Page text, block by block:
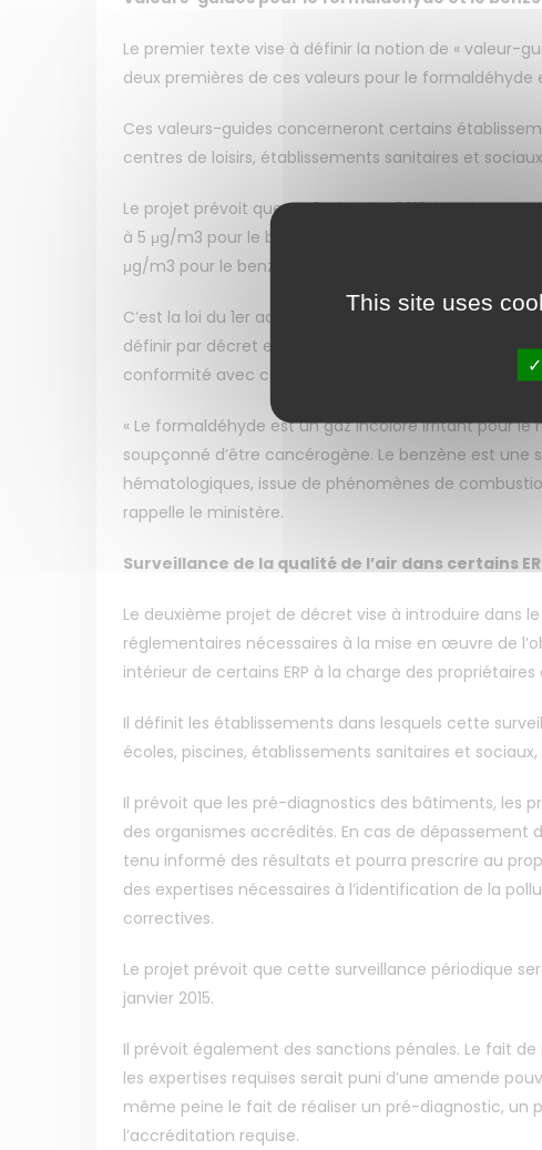
Le premier texte vise à définir la notion de « valeur-
deux premières de ces valeurs pour le formaldéhyde
Ces valeurs-guides concerneront certains
centres de loisirs, établissements sanitaires et
Le projet prévoit que, au 1er janvier 2015, la valeur-
à 5 μg/m3 pour le benzène. Au 1er janvier 2022, elle
μg/m3 pour le benzène. Ces valeurs sont fixées pour
C’est la loi du 1er août 2008 relative à la
définir par décret en Conseil d’État des « valeurs-
conformité avec celles définies par l’UE et, le cas
« Le formaldéhyde est un gaz incolore irritant pour le
soupçonné d’être cancérogène. Le benzène est
hématologiques, issue de phénomènes de
rappelle le ministère.
Surveillance de la qualité de l’air dans certains
Le deuxième projet de décret vise à introduire dans
réglementaires nécessaires à la mise en œuvre de
intérieur de certains ERP à la charge des
Il définit les établissements dans lesquels cette
écoles, piscines, établissements sanitaires et
Il prévoit que les pré-diagnostics des bâtiments, les
des organismes accrédités. En cas de
tenu informé des résultats et pourra prescrire au
des expertises nécessaires à l’identification de la
correctives.
Le projet prévoit que cette surveillance périodique
janvier 2015.
Il prévoit également des sanctions pénales. Le fait
les expertises requises serait puni d’une amende
même peine le fait de réaliser un pré-diagnostic, un
l’accréditation requise.
Membre de Agréé par
This site uses